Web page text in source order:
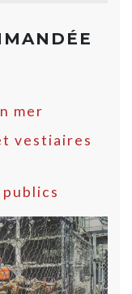
mer
vestiaires